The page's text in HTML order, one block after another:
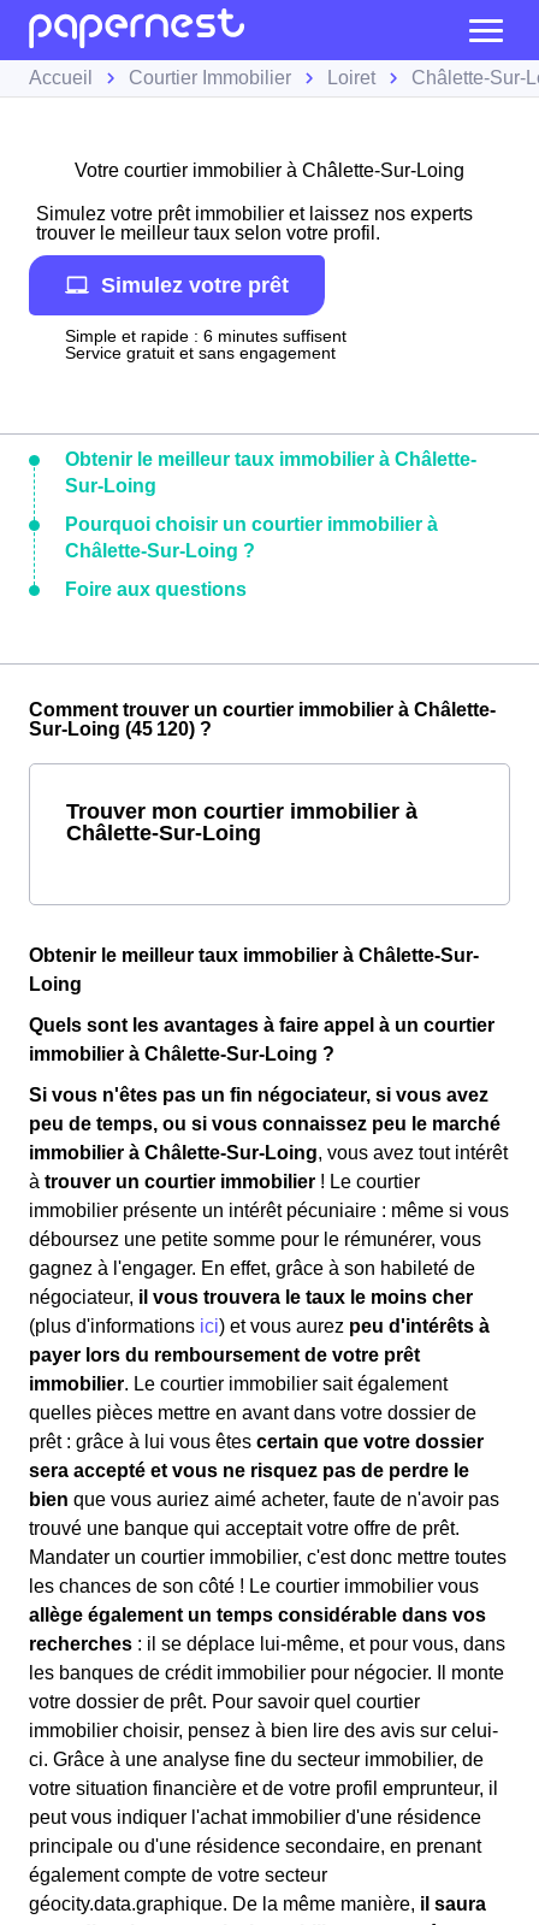
Accueil Courtier Immobilier Loiret Châlette-Sur-
Votre courtier immobilier à Châlette-Sur-Loing
Simulez votre prêt immobilier et laissez nos experts
trouver le meilleur taux selon votre profil.
Simulez votre prêt
Simple et rapide : 6 minutes suffisent
Service gratuit et sans engagement
Obtenir le meilleur taux immobilier à Châlette-
Sur-Loing
Pourquoi choisir un courtier immobilier à
Châlette-Sur-Loing ?
Foire aux questions
Comment trouver un courtier immobilier à Châlette-
Sur-Loing (45 120) ?
Trouver mon courtier immobilier à
Châlette-Sur-Loing
Obtenir le meilleur taux immobilier à Châlette-Sur-
Loing
Quels sont les avantages à faire appel à un courtier
immobilier à Châlette-Sur-Loing ?
Si vous n'êtes pas un fin négociateur, si vous avez
peu de temps, ou si vous connaissez peu le marché
immobilier à Châlette-Sur-Loing, vous avez tout intérêt
à trouver un courtier immobilier ! Le courtier
immobilier présente un intérêt pécuniaire : même si vous
déboursez une petite somme pour le rémunérer, vous
gagnez à l'engager. En effet, grâce à son habileté de
négociateur, il vous trouvera le taux le moins cher
(plus d'informations ici) et vous aurez peu d'intérêts à
payer lors du remboursement de votre prêt
immobilier. Le courtier immobilier sait également
quelles pièces mettre en avant dans votre dossier de
prêt : grâce à lui vous êtes certain que votre dossier
sera accepté et vous ne risquez pas de perdre le
bien que vous auriez aimé acheter, faute de n'avoir pas
trouvé une banque qui acceptait votre offre de prêt.
Mandater un courtier immobilier, c'est donc mettre toutes
les chances de son côté ! Le courtier immobilier vous
allège également un temps considérable dans vos
recherches : il se déplace lui-même, et pour vous, dans
les banques de crédit immobilier pour négocier. Il monte
votre dossier de prêt. Pour savoir quel courtier
immobilier choisir, pensez à bien lire des avis sur celui-
ci. Grâce à une analyse fine du secteur immobilier, de
votre situation financière et de votre profil emprunteur, il
peut vous indiquer l'achat immobilier d'une résidence
principale ou d'une résidence secondaire, en prenant
également compte de votre secteur
géocity.data.graphique. De la même manière, il saura